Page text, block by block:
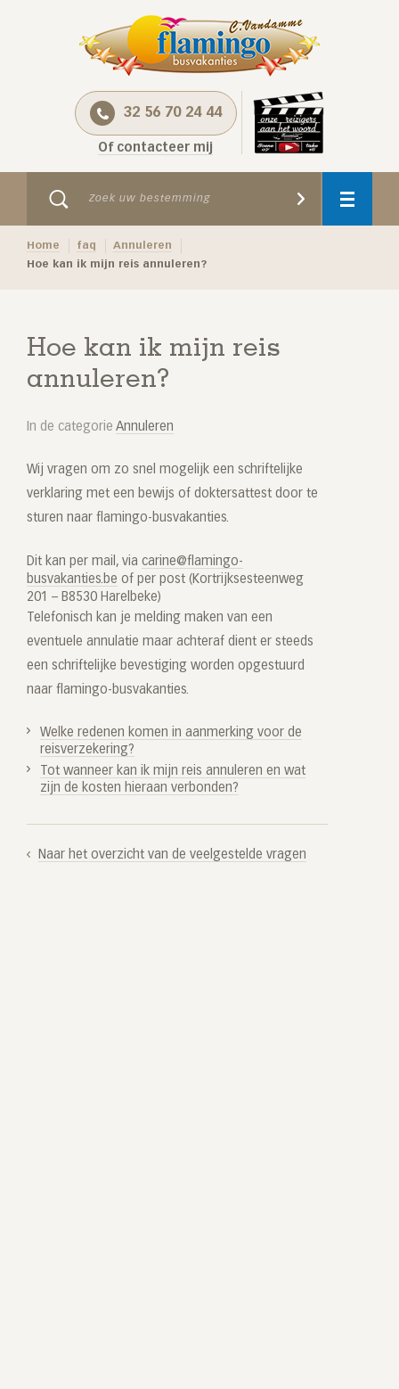
32 56 70 24 44
Of contacteer mij
Home faq
Annuleren
Hoe kan ik mijn reis annuleren?
Hoe kan ik mijn reis
annuleren?
In de categorie Annuleren
Wij vragen om zo snel mogelijk een schriftelijke
verklaring met een bewijs of doktersattest door te
sturen naar flamingo-busvakanties.
Dit kan per mail, via carine@flamingo-
busvakanties.be of per post (Kortrijksesteenweg
201 – B8530 Harelbeke)
Telefonisch kan je melding maken van een
eventuele annulatie maar achteraf dient er steeds
een schriftelijke bevestiging worden opgestuurd
naar flamingo-busvakanties.
Welke redenen komen in aanmerking voor de
reisverzekering?
Tot wanneer kan ik mijn reis annuleren en wat
zijn de kosten hieraan verbonden?
Naar het overzicht van de veelgestelde vragen